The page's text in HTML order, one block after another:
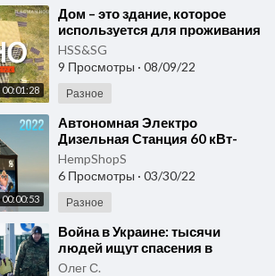
00:01:28
⁣Дом – это здание, которое
используется для проживания
людей. Cтроительство домов
под ключ, проекты.
HSS&SG
9 Просмотры · 08/09/22
Разное
00:00:53
⁣Автономная Электро
Дизельная Станция 60 кВт-
станция генерации
электричества и накопления
его в АКБ
HempShopS
6 Просмотры · 03/30/22
Разное
⁣Война в Украине: тысячи
людей ищут спасения в
Евросоюзе
Олег С.